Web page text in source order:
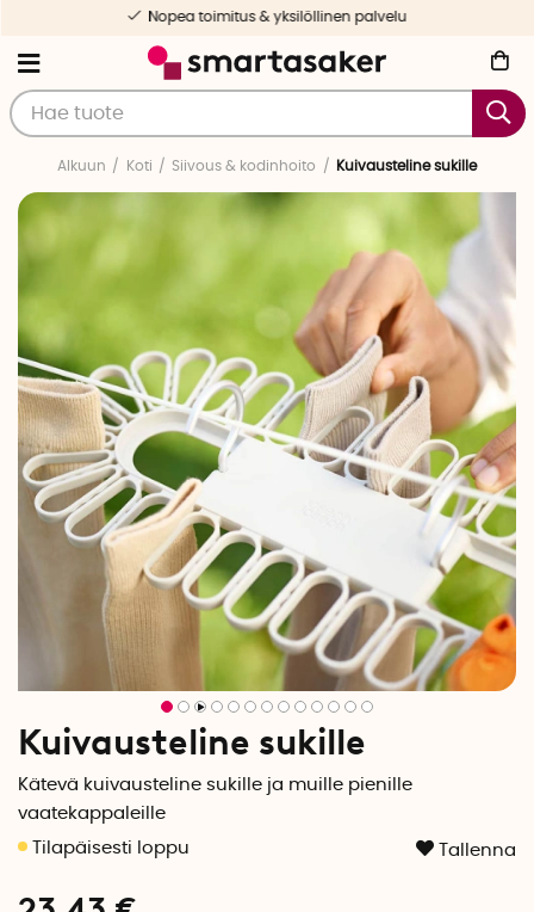
Nopea toimitus & yksilöllinen palvelu
Alkuun Koti Siivous & kodinhoito Kuivausteline sukille
Kuivausteline sukille
Kätevä kuivausteline sukille ja muille pienille
vaatekappaleille
Tallenna